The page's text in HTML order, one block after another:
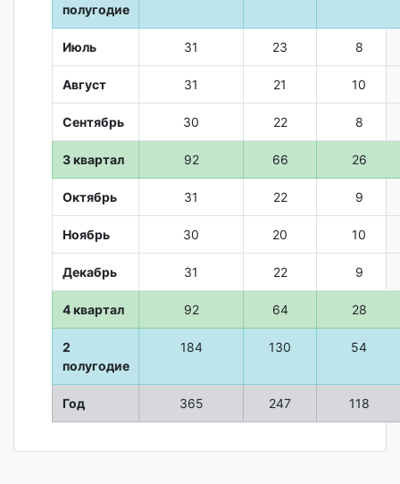
полугодие
Июль 31 23 8
Август 31 21 10
Сентябрь 30 22 8
3 квартал 92 66 26
Октябрь 31 22 9
Ноябрь 30 20 10
Декабрь 31 22 9
4 квартал 92 64 28
2
полугодие
184 130 54
Год 365 247 118